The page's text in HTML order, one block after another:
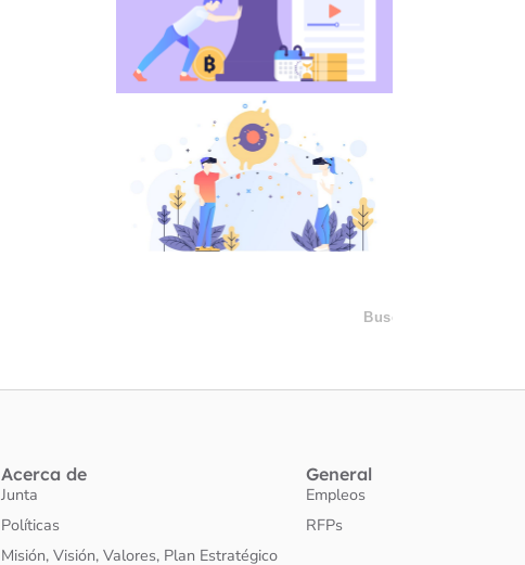
Acerca de
Junta
Políticas
Misión, Visión, Valores, Plan Estratégico
General
Empleos
RFPs